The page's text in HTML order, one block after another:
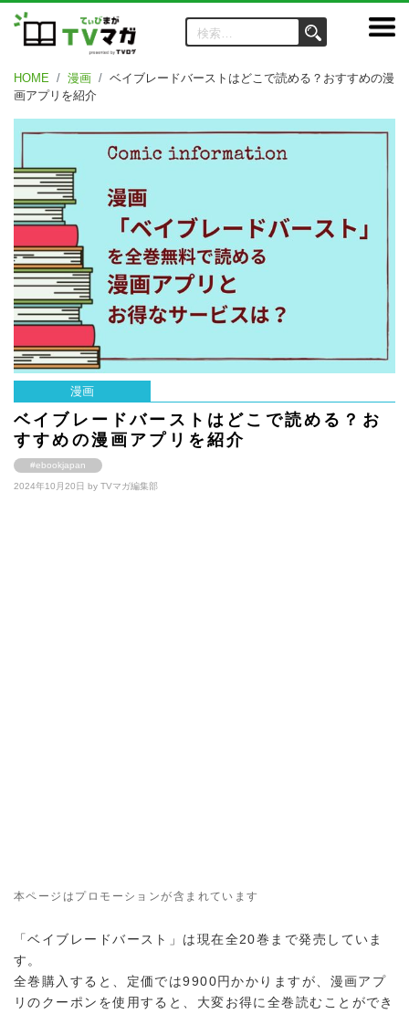
HOME 漫画
ベイブレードバーストはどこで読める？おすすめの漫
画アプリを紹介
漫画
ベイブレードバーストはどこで読める？お
すすめの漫画アプリを紹介
#ebookjapan
2024年10月20日 by TVマガ編集部
本ページはプロモーションが含まれています
「ベイブレードバースト」は現在全20巻まで発売していま
す。
全巻購入すると、定価では9900円かかりますが、漫画アプ
リのクーポンを使用すると、大変お得に全巻読むことができ